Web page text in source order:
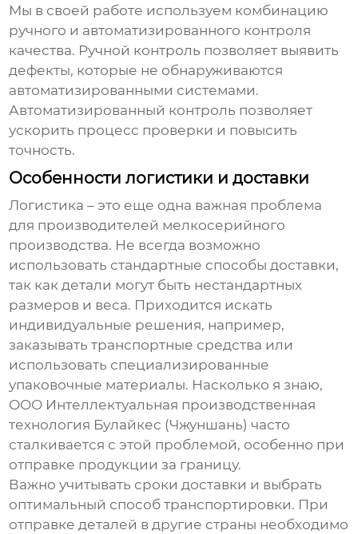
Мы в своей работе используем комбинацию
ручного и автоматизированного контроля
качества. Ручной контроль позволяет выявить
дефекты, которые не обнаруживаются
автоматизированными системами.
Автоматизированный контроль позволяет
ускорить процесс проверки и повысить
точность.
Особенности логистики и доставки
Логистика – это еще одна важная проблема
для производителей мелкосерийного
производства. Не всегда возможно
использовать стандартные способы доставки,
так как детали могут быть нестандартных
размеров и веса. Приходится искать
индивидуальные решения, например,
заказывать транспортные средства или
использовать специализированные
упаковочные материалы. Насколько я знаю,
ООО Интеллектуальная производственная
технология Булайкес (Чжуншань) часто
сталкивается с этой проблемой, особенно при
отправке продукции за границу.
Важно учитывать сроки доставки и выбрать
оптимальный способ транспортировки. При
отправке деталей в другие страны необходимо